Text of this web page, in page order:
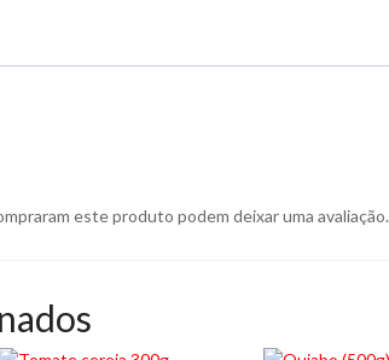
este produto podem deixar uma avaliação.